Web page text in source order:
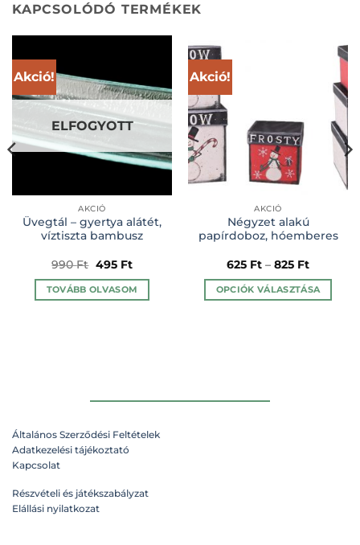
KAPCSOLÓDÓ TERMÉKEK
Akció!
ELFOGYOTT
AKCIÓ
Üvegtál – gyertya alátét,
víztiszta bambusz
990Ft Original
was:
990 Ft.
495 FtCurrent
is:
495 Ft.
TOVÁBB OLVASOM
Akció!
AKCIÓ
Négyzet alakú
papírdoboz, hóemberes
625 Ft – 825 Ft
OPCIÓK VÁLASZTÁSA
Általános Szerződési Feltételek
Adatkezelési tájékoztató
Kapcsolat
Részvételi és játékszabályzat
Elállási nyilatkozat